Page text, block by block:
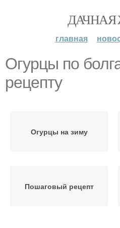
ДАЧНАЯ
главная
Огурцы по
рецепту
Огурцы на зиму
Пошаговый рецепт